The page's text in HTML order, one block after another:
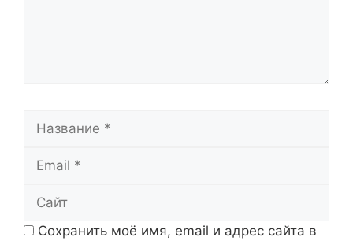
Сохранить моё имя, email и адрес сайта в